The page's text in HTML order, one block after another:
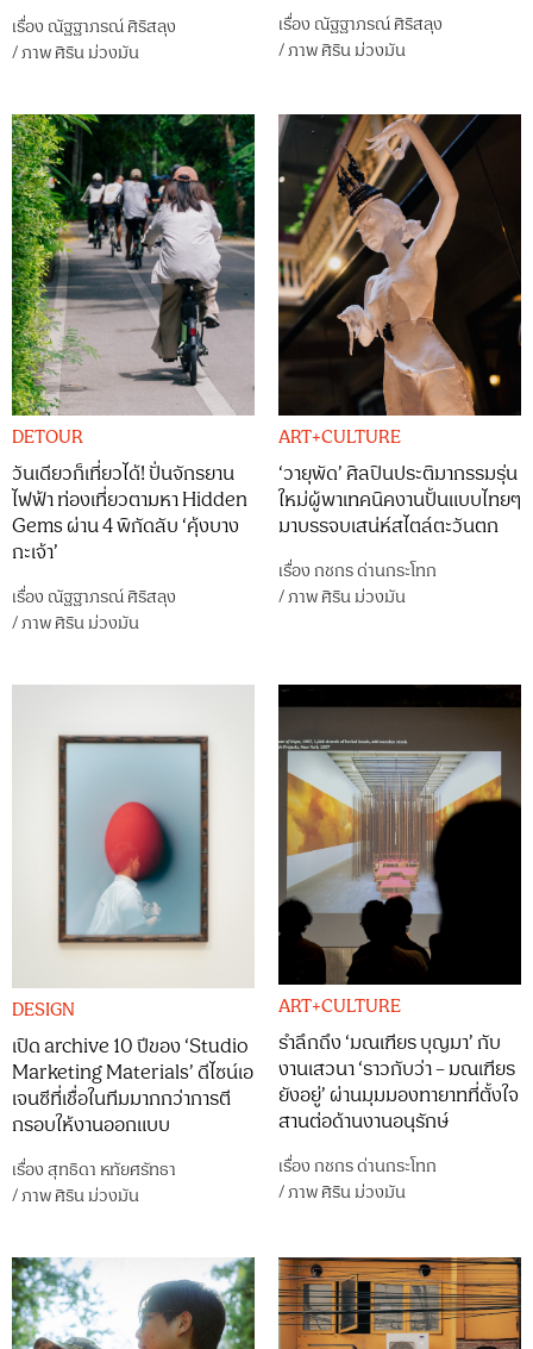
เรื่องณัฐฐาภรณ์ ศิริสลุง
/ภาพศิริน ม่วงมัน
เรื่องณัฐฐาภรณ์ ศิริสลุง
/ภาพศิริน ม่วงมัน
DETOUR
วันเดียวก็เที่ยวได้! ปั่นจักรยาน
ไฟฟ้า ท่องเที่ยวตามหา Hidden
Gems ผ่าน 4 พิกัดลับ ‘คุ้งบาง
กะเจ้า’
เรื่องณัฐฐาภรณ์ ศิริสลุง
/ภาพศิริน ม่วงมัน
ART+CULTURE
‘วายุพัด’ ศิลปินประติมากรรมรุ่น
ใหม่ผู้พาเทคนิคงานปั้นแบบไทยๆ
มาบรรจบเสน่ห์สไตล์ตะวันตก
เรื่อง กชกร ด่านกระโทก
/ภาพศิริน ม่วงมัน
DESIGN
เปิด archive 10 ปีของ ‘Studio
Marketing Materials’ ดีไซน์เอ
เจนซีที่เชื่อในทีมมากกว่าการตี
กรอบให้งานออกแบบ
เรื่องสุทธิดา หทัยศรัทธา
/ภาพศิริน ม่วงมัน
ART+CULTURE
รำลึกถึง ‘มณเฑียร บุญมา’ กับ
งานเสวนา ‘ราวกับว่า – มณเฑียร
ยังอยู่’ ผ่านมุมมองทายาทที่ตั้งใจ
สานต่อด้านงานอนุรักษ์
เรื่อง กชกร ด่านกระโทก
/ภาพศิริน ม่วงมัน